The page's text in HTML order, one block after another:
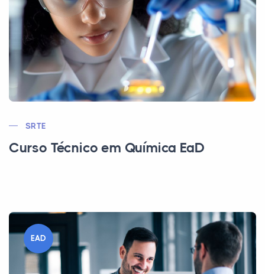
SRTE
Curso Técnico em Química EaD
EAD